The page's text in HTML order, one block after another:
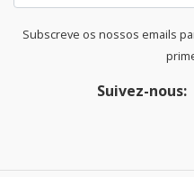
Subscreve os nossos emails
Suivez-nous: